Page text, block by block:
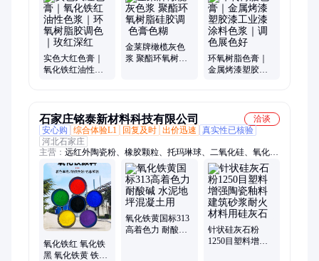
实色大红色膏｜
氧化铁红油性色
金莱牌橄榄灰色
浆 聚酯环氧树脂
环氧树脂色膏｜
金属烤漆塑胶漆
石家庄铭泰新材料科技有限公司
洽谈
安心购
综合体验L1 回复及时 出价迅速
真实性已核验
河北石家庄
主营： 远红外陶瓷粉、橡胶颗粒、托玛琳球、二氧化硅、氧化铁
颜料、火山石粉、硅藻土助滤剂、石墨、电气石粉、钙粉、岩
片、硅灰石粉、铁粉
氧化铁红 氧化铁
黑 氧化铁黄 铁绿
氧化铁黄国标313
高着色力 耐酸碱
针状硅灰石粉
1250目塑料增强